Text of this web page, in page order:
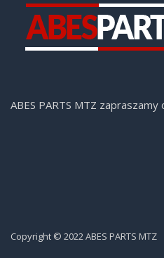
ABES PARTS MTZ zapraszamy
Copyright © 2022 ABES PARTS MTZ